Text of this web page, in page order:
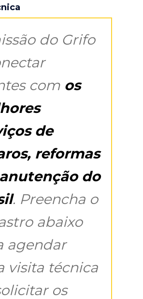
do Grifo
com os
de
reformas
do
. Preencha o
abaixo
agendar
visita técnica
os